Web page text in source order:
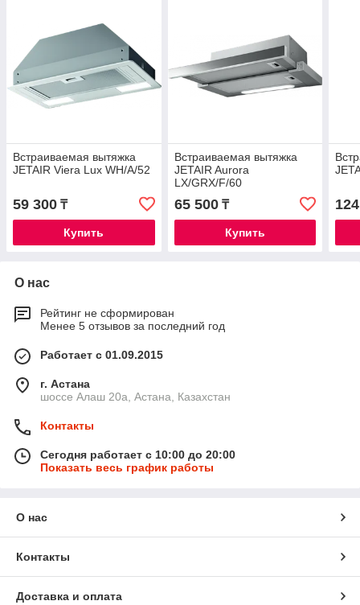
Встраиваемая вытяжка
JETAIR Viera Lux WH/A/52
59 300 ₸
Купить
Встраиваемая вытяжка
JETAIR Aurora
LX/GRX/F/60
65 500₸
Купить
О нас
Рейтинг не сформирован
Менее 5 отзывов за последний год
Работает с 01.09.2015
г. Астана
шоссе Алаш 20а, Астана, Казахстан
Контакты
Сегодня работает с 10:00 до 20:00
Показать весь график работы
О нас
Контакты
Доставка и оплата